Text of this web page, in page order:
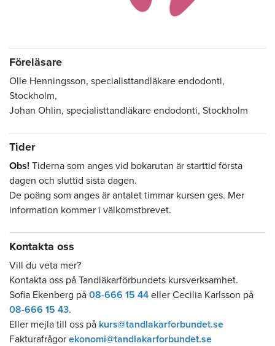
Föreläsare
Olle Henningsson, specialisttandläkare endodonti,
Stockholm,
Johan Ohlin, specialisttandläkare endodonti, Stockholm
Tider
Obs! Tiderna som anges vid bokarutan är starttid första
dagen och sluttid sista dagen.
De poäng som anges är antalet timmar kursen ges. Mer
information kommer i välkomstbrevet.
Kontakta oss
Vill du veta mer?
Kontakta oss på Tandläkarförbundets kursverksamhet.
Sofia Ekenberg på 08-666 15 44 eller Cecilia Karlsson på
08-666 15 43.
Eller mejla till oss på kurs@tandlakarforbundet.se
Fakturafrågor ekonomi@tandlakarforbundet.se